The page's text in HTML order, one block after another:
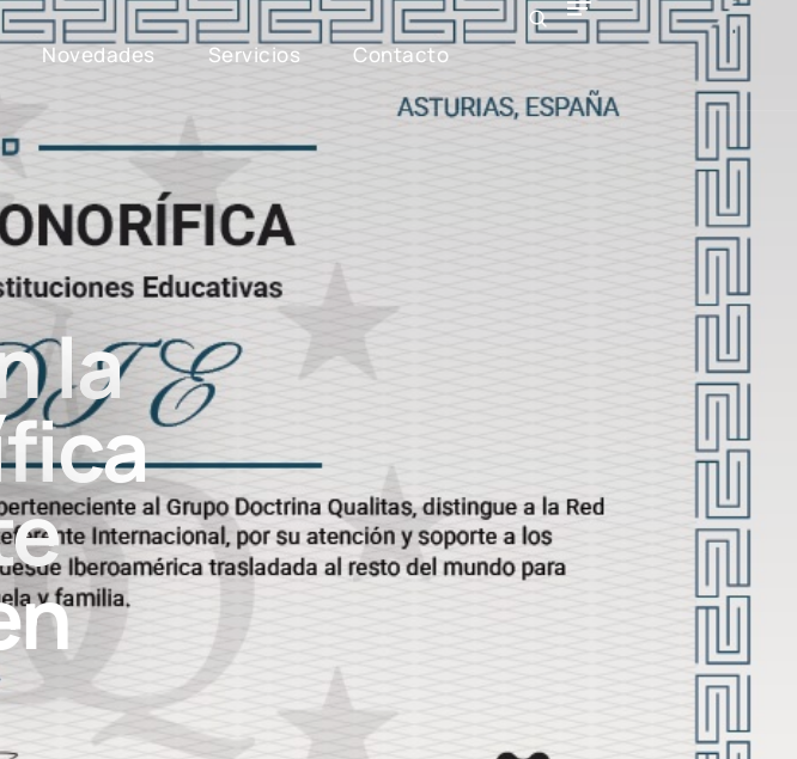
Novedades Servicios Contacto
la